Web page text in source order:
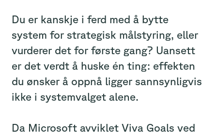
Du er kanskje i ferd med å bytte
system for strategisk målstyring, eller
vurderer det for første gang? Uansett
er det verdt å huske én ting: effekten
du ønsker å oppnå ligger sannsynligvis
ikke i systemvalget alene.
Da Microsoft avviklet Viva Goals ved